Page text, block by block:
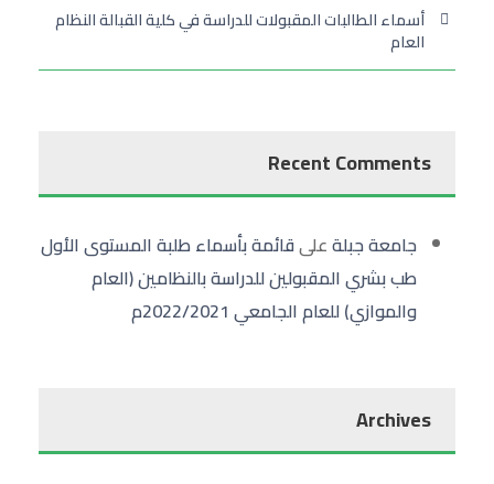
أسماء الطالبات المقبولات للدراسة في كلية القبالة النظام
العام
Recent Comments
جامعة جبلةعلىقائمة بأسماء طلبة المستوى الأول
طب بشري المقبولين للدراسة بالنظامين (العام
والموازي) للعام الجامعي 2022/2021م
Archives